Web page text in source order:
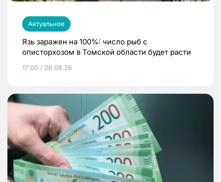
Актуальное
Язь заражен на 100%: число рыб с
описторхозом в Томской области будет расти
17:00 / 06.08.26